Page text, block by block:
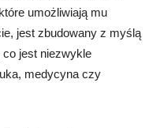
umożliwiają mu
jest zbudowany z myślą
jest niezwykle
medycyna czy